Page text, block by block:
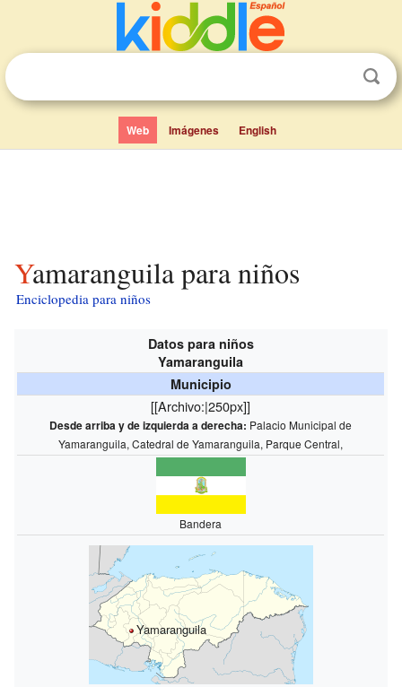
Web Imágenes English
Yamaranguila para niños
Enciclopedia para niños
Datos para niños
Yamaranguila
Municipio
[[Archivo:|250px]]
Desde arriba y de izquierda a derecha: Palacio Municipal de
Yamaranguila, Catedral de Yamaranguila, Parque Central,
Bandera
Yamaranguila